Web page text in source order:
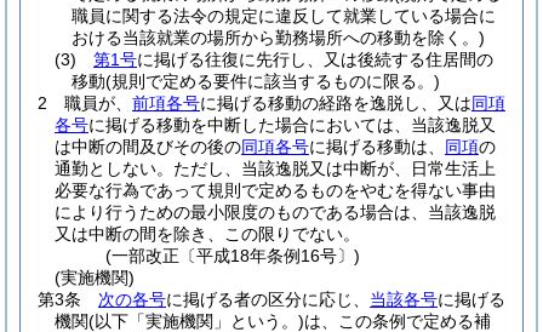
職員に関する法令の規定に違反して就業している場合に
おける当該就業の場所から勤務場所への移動を除く。)
(3)
第1号に掲げる往復に先行し、又は後続する住居間の
移動(規則で定める要件に該当するものに限る。)
2
職員が、 前項各号に掲げる移動の経路を逸脱し、又は同項
各号に掲げる移動を中断した場合においては、当該逸脱又
は中断の間及びその後の同項各号に掲げる移動は、 同項の
通勤としない。 ただし、当該逸脱又は中断が、日常生活上
必要な行為であって規則で定めるものをやむを得ない事由
により行うための最小限度のものである場合は、当該逸脱
又は中断の間を除き、この限りでない。
(一部改正〔平成18年条例16号〕)
(実施機関)
第3条
次の各号に掲げる者の区分に応じ、 当該各号に掲げる
機関(以下「実施機関」という。)は、この条例で定める補